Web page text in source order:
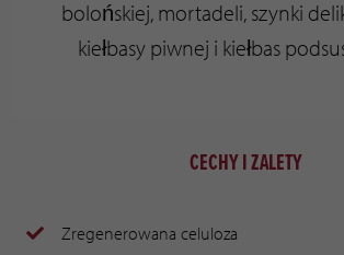
bolońskiej, mortadeli, szynki
kiełbasy piwnej i kiełbas
CECHY I ZALETY
Zregenerowana celuloza